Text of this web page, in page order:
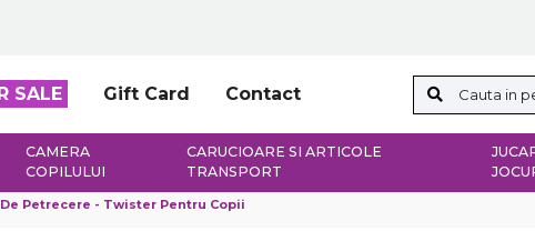
SALE Gift Card Contact
CAMERA
COPILULUI
CARUCIOARE SI ARTICOLE
TRANSPORT
Petrecere - Twister Pentru Copii